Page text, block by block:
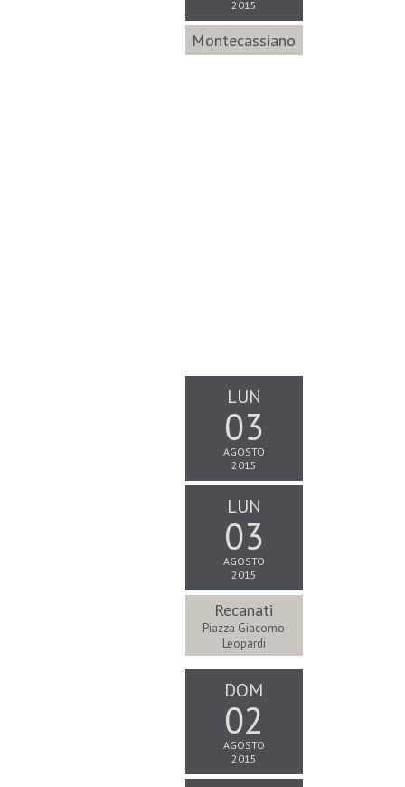
2015
Montecassiano
LUN
03
AGOSTO
2015
LUN
03
AGOSTO
2015
Recanati
Piazza Giacomo
Leopardi
DOM
02
AGOSTO
2015